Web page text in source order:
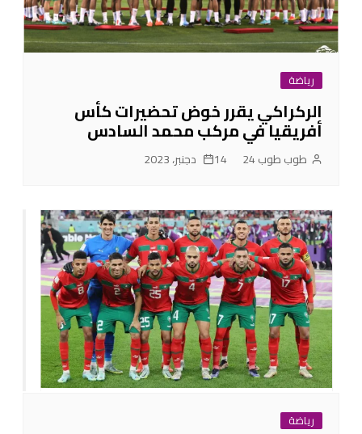
رياضة
الركراكي يقرر خوض تحضيرات كأس
أفريقيا في مركب محمد السادس
طوب طوب 24 14 دجنبر، 2023
رياضة